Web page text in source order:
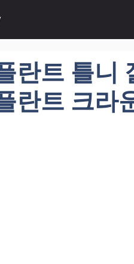
란트 틀니
란트 크라